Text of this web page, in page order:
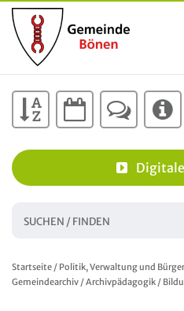
Startseite / Politik, Verwaltung und
Gemeindearchiv /Archivpädagogik /